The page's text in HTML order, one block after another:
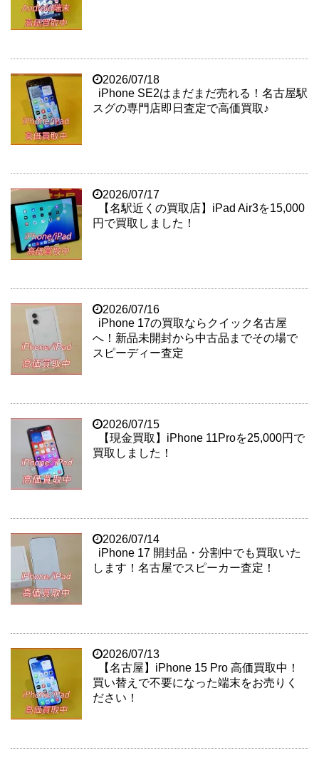
2026/07/18
iPhone SE2はまだまだ売れる！名古屋駅
スグの専門店即日査定で高価買取♪
2026/07/17
【名駅近くの買取店】iPad Air3を15,000
円で買取しました！
2026/07/16
iPhone 17の買取ならクイック名古屋
へ！新品未開封から中古品までその場で
スピーディー査定
2026/07/15
【現金買取】iPhone 11Proを25,000円で
買取しました！
2026/07/14
iPhone 17 開封品・分割中でも買取いた
します！名古屋でスピーカー査定！
2026/07/13
【名古屋】iPhone 15 Pro 高価買取中！
買い替えで不要になった端末をお売りく
ださい！